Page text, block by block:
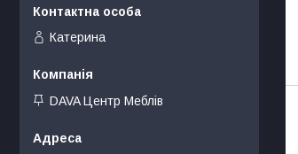
Катерина
DAVA Центр Меблів